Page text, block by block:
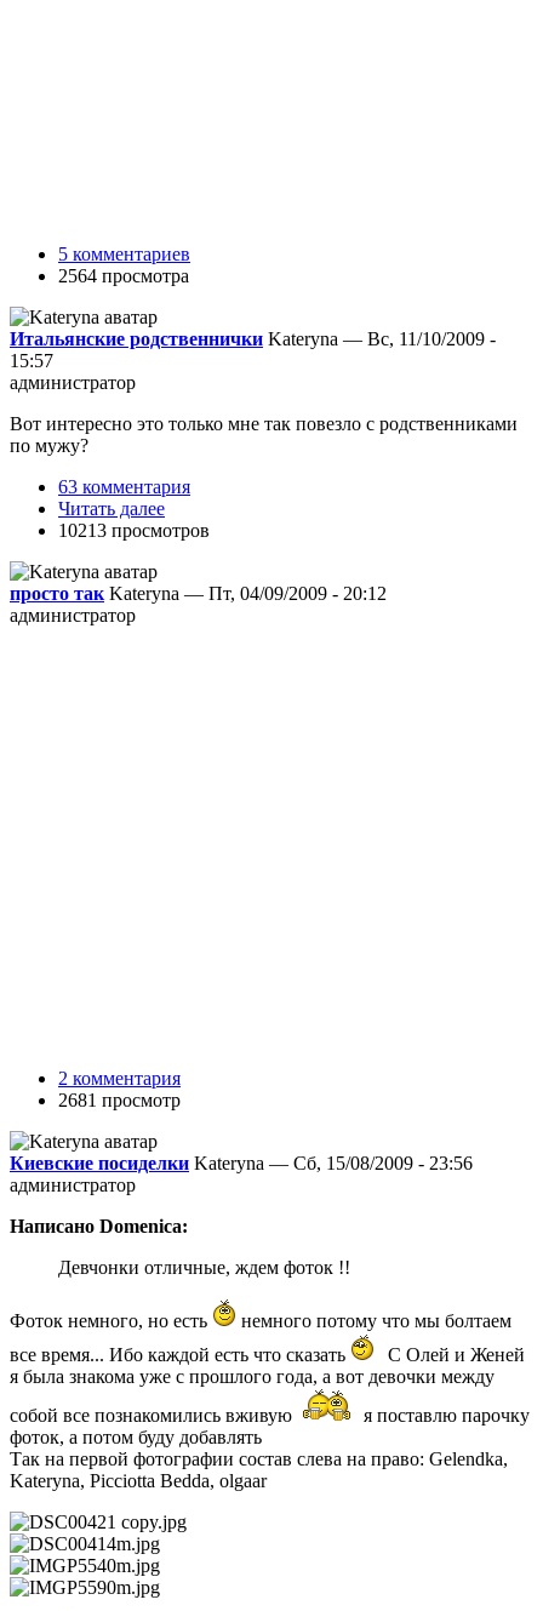
5 комментариев
2564 просмотра
Итальянские родственнички Kateryna — Вс, 11/10/2009 -
15:57
администратор
Вот интересно это только мне так повезло с родственниками
по мужу?
63 комментария
Читать далее
10213 просмотров
просто так Kateryna — Пт, 04/09/2009 - 20:12
администратор
2 комментария
2681 просмотр
Киевские посиделки Kateryna — Сб, 15/08/2009 - 23:56
администратор
Написано Domenica:
Девчонки отличные, ждем фоток !!
Фоток немного, но есть
немного потому что мы болтаем
все время... Ибо каждой есть что сказать
С Олей и Женей
я была знакома уже с прошлого года, а вот девочки между
собой все познакомились вживую
я поставлю парочку
фоток, а потом буду добавлять
Так на первой фотографии состав слева на право: Gelendka,
Kateryna, Picciotta Bedda, olgaar